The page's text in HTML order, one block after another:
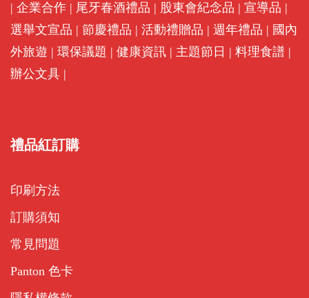
| 企業合作 | 尾牙春酒禮品 | 股東會紀念品 | 宣導品 |
選舉文宣品 | 節慶禮品 | 活動禮贈品 | 週年禮品 | 國內
外旅遊 | 環保議題 | 健康資訊 | 主題節日 | 料理食譜 |
辦公文具 |
禮品紅訂購
印刷方法
訂購須知
常見問題
Panton 色卡